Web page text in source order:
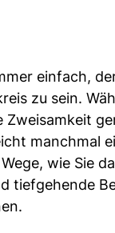
einfach,
zu sein.
Zweisamkeit
manchmal
wie Sie
tiefgehende